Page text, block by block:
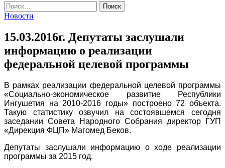
Найти:
Новости
15.03.2016г. Депутаты заслушали
информацию о реализации
федеральной целевой программы
В рамках реализации федеральной целевой программы
«Социально-экономическое развитие Республики
Ингушетия на 2010-2016 годы» построено 72 объекта.
Такую статистику озвучил на состоявшемся сегодня
заседании Совета Народного Собрания директор ГУП
«Дирекция ФЦП» Магомед Беков.
Депутаты заслушали информацию о ходе реализации
программы за 2015 год.